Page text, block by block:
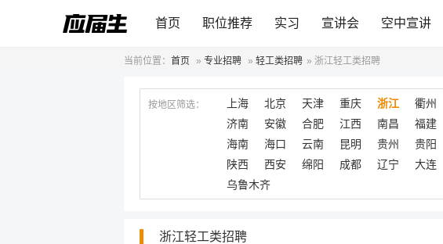
首页 职位推荐 实习 宣讲会 空中宣讲
当前位置： 首页 » 专业招聘 » 轻工类招聘 » 浙江轻工类招聘
按地区筛选： 上海 北京 天津 重庆 浙江 衢州
济南
安徽 合肥 江西 南昌 福建
海南
海口 云南 昆明 贵州 贵阳
陕西
西安 绵阳 成都 辽宁 大连
乌鲁木齐
浙江轻工类招聘